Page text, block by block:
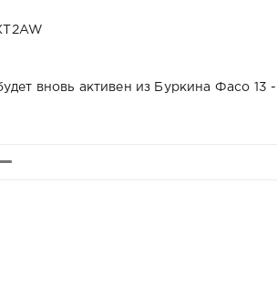
вновь активен из Буркина Фасо